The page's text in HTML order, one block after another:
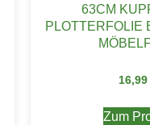
63CM
PLOTTERFOLIE
16,99
Zum